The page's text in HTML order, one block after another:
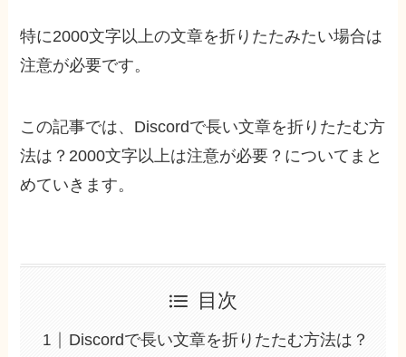
特に2000文字以上の文章を折りたたみたい場合は
注意が必要です。
この記事では、Discordで長い文章を折りたたむ方
法は？2000文字以上は注意が必要？についてまと
めていきます。
目次
Discordで長い文章を折りたたむ方法は？